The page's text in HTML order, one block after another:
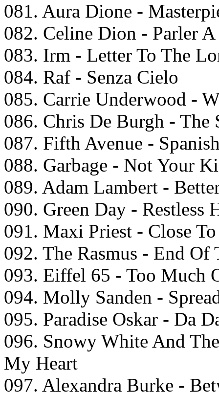
081. Aura Dione -
082. Celine Dion - Parler
083. Irm - Letter To The
084. Raf - Senza Cielo
085. Carrie Underwood -
086. Chris De Burgh -
087. Fifth Avenue -
088. Garbage - Not Your
089. Adam Lambert -
090. Green Day - Restless
091. Maxi Priest - Close
092. The Rasmus - End Of
093. Eiffel 65 - Too Much
094. Molly Sanden -
095. Paradise Oskar - Da
096. Snowy White And
My Heart
097. Alexandra Burke -